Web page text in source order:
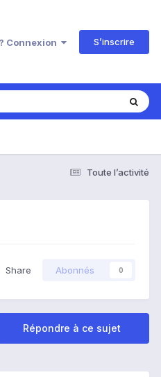
Connexion S’inscrire
Toute l’activité
Share Abonnés 0
Répondre à ce sujet